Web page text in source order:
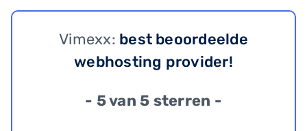
Vimexx: best beoordeelde
webhosting provider!
- 5 van 5 sterren -